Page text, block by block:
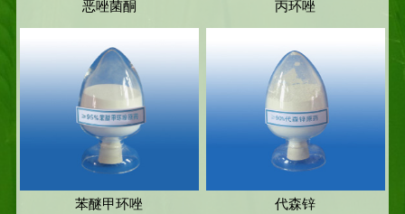
恶唑菌酮 丙环唑
苯醚甲环唑 代森锌